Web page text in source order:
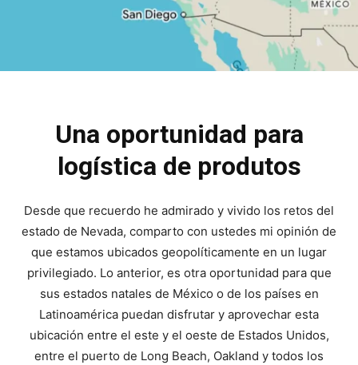
Una oportunidad para
logística de produtos
Desde que recuerdo he admirado y vivido los retos del
estado de Nevada, comparto con ustedes mi opinión de
que estamos ubicados geopolíticamente en un lugar
privilegiado. Lo anterior, es otra oportunidad para que
sus estados natales de México o de los países en
Latinoamérica puedan disfrutar y aprovechar esta
ubicación entre el este y el oeste de Estados Unidos,
entre el puerto de Long Beach, Oakland y todos los